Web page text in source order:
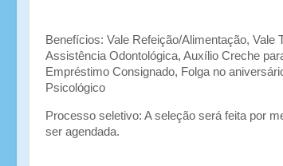
Benefícios: Vale Refeição/Alimentação, Vale
Assistência Odontológica, Auxílio Creche
Empréstimo Consignado, Folga no
Psicológico
Processo seletivo: A seleção será feita por
ser agendada.